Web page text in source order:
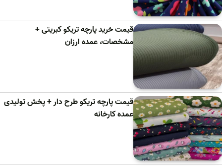
قیمت خرید پارچه تریکو کبریتی +
مشخصات، عمده ارزان
قیمت پارچه تریکو طرح دار + پخش تولیدی
عمده کارخانه